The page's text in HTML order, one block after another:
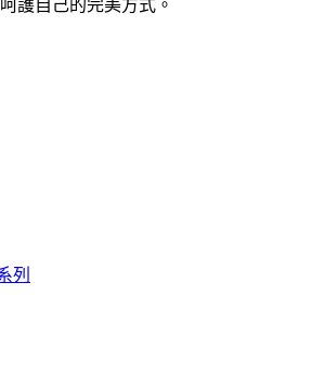
護自己的完美方式。
列